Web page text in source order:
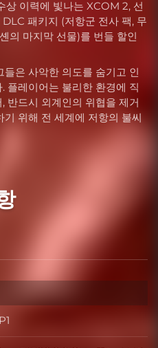
이력에 빛나는 XCOM 2, 선
패키지 (저항군 전사 팩, 무
의 마지막 선물)를 번들 할인
은 사악한 의도를 숨기고 인
플레이어는 불리한 환경에 직
반드시 외계인의 위협을 제거
위해 전 세계에 저항의 불씨